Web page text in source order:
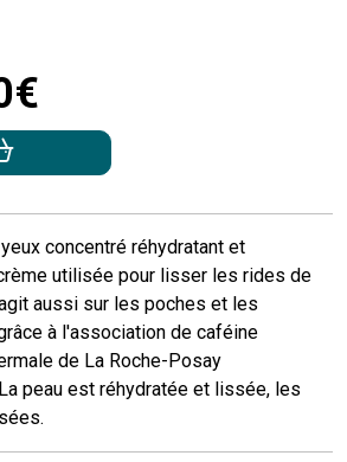
€
concentré réhydratant et
utilisée pour lisser les rides de
aussi sur les poches et les
à l'association de caféine
de La Roche-Posay
peau est réhydratée et lissée, les